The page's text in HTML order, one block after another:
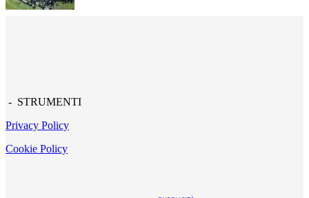
- STRUMENTI
Privacy Policy
Cookie Policy